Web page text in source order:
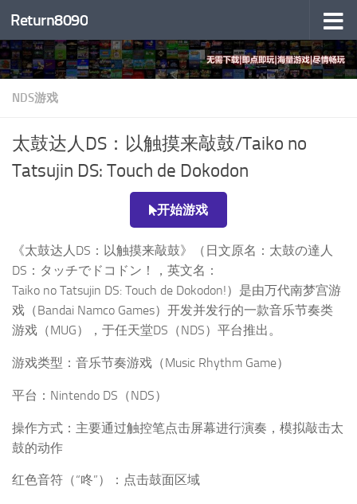
跳至内容
Return8090
NDS游戏
太鼓达人DS：以触摸来敲鼓/Taiko no
Tatsujin DS: Touch de Dokodon
开始游戏
《太鼓达人DS：以触摸来敲鼓》（日文原名：太鼓の達人
DS：タッチでドコドン！，英文名：
Taiko no Tatsujin DS: Touch de Dokodon!）是由万代南梦宫游
戏（Bandai Namco Games）开发并发行的一款音乐节奏类
游戏（MUG），于任天堂DS（NDS）平台推出。
游戏类型：音乐节奏游戏（Music Rhythm Game）
平台：Nintendo DS（NDS）
操作方式：主要通过触控笔点击屏幕进行演奏，模拟敲击太
鼓的动作
红色音符（“咚”）：点击鼓面区域